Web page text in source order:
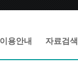
이용안내 자료검색